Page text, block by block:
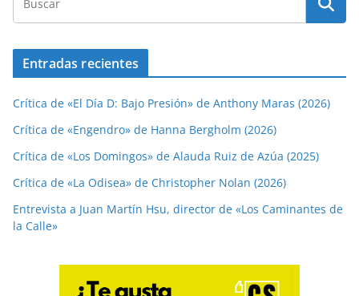
Entradas recientes
Crítica de «El Día D: Bajo Presión» de Anthony Maras (2026)
Crítica de «Engendro» de Hanna Bergholm (2026)
Crítica de «Los Domingos» de Alauda Ruiz de Azúa (2025)
Crítica de «La Odisea» de Christopher Nolan (2026)
Entrevista a Juan Martín Hsu, director de «Los Caminantes de
la Calle»